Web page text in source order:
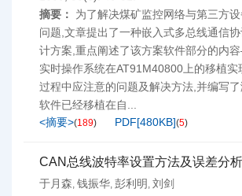
摘要：
为了解决煤矿监控网络与第三方
问题,文章提出了一种嵌入式多总线通信
计方案,重点阐述了该方案软件部分的内
实时操作系统在AT91M40800上的移植实
过程中应注意的问题及解决方法,并编写
软件已经移植在自...
<摘要>(189) PDF[480KB](5)
CAN总线波特率设置方法及误差分析
于月森, 钱振华, 彭利明 , 刘剑